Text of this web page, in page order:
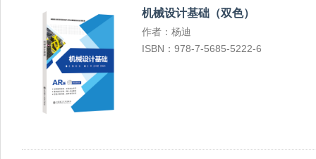
机械设计基础（双色）
作者：杨迪
ISBN：978-7-5685-5222-6